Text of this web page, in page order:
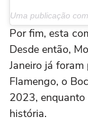
Por fim, esta
Desde então,
Janeiro já
Flamengo, o
2023,
história.